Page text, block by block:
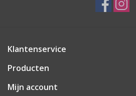
Klantenservice
Producten
Mijn account